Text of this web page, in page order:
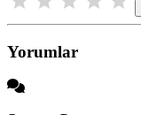
Yorumlar